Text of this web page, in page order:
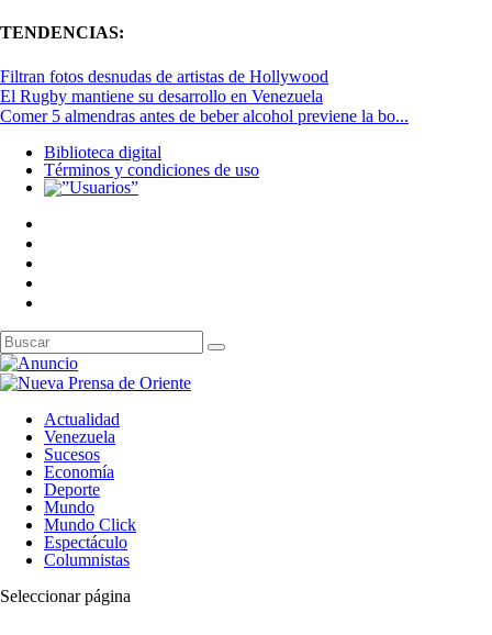
TENDENCIAS:
Filtran fotos desnudas de artistas de Hollywood
El Rugby mantiene su desarrollo en Venezuela
Comer 5 almendras antes de beber alcohol previene la bo...
Biblioteca digital
Términos y condiciones de uso
Actualidad
Venezuela
Sucesos
Economía
Deporte
Mundo
Mundo Click
Espectáculo
Columnistas
Seleccionar página